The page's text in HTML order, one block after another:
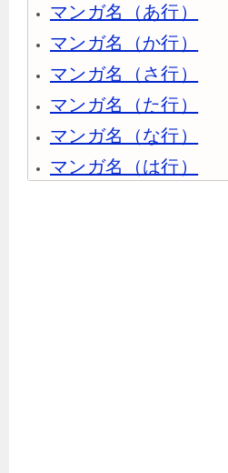
マンガ名（あ行）
マンガ名（か行）
マンガ名（さ行）
マンガ名（た行）
マンガ名（な行）
マンガ名（は行）